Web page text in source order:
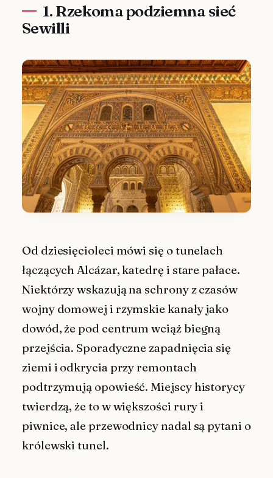
1. Rzekoma podziemna sieć
Sewilli
Od dziesięcioleci mówi się o tunelach
łączących Alcázar, katedrę i stare pałace.
Niektórzy wskazują na schrony z czasów
wojny domowej i rzymskie kanały jako
dowód, że pod centrum wciąż biegną
przejścia. Sporadyczne zapadnięcia się
ziemi i odkrycia przy remontach
podtrzymują opowieść. Miejscy historycy
twierdzą, że to w większości rury i
piwnice, ale przewodnicy nadal są pytani o
królewski tunel.